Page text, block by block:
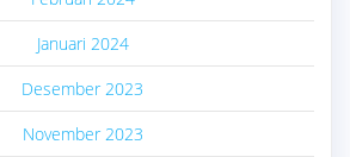
Januari 2024
Desember 2023
November 2023